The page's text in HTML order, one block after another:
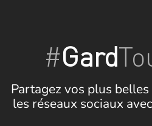
#Gard
Partagez vos plus
les réseaux sociaux